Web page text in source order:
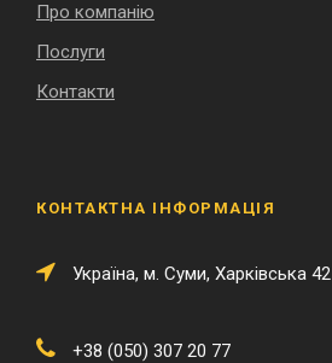
Про компанію
Послуги
Контакти
КОНТАКТНА ІНФОРМАЦІЯ
Українa, м. Суми, Харківська 42
+38 (050) 307 20 77